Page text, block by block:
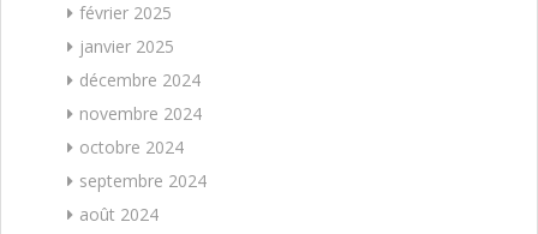
février 2025
janvier 2025
décembre 2024
novembre 2024
octobre 2024
septembre 2024
août 2024